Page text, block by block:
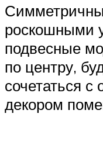
роскошными
подвесные
по центру,
сочетаться
декором